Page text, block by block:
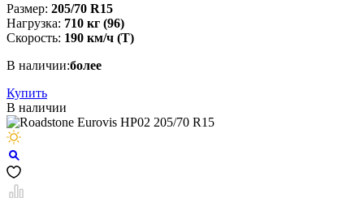
Размер: 205/70 R15
Нагрузка: 710 кг (96)
Скорость: 190 км/ч (T)
В наличии:более
Купить
В наличии